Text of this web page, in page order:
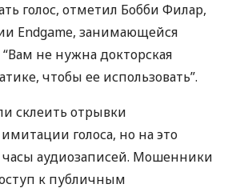
голос, отметил Бобби Филар,
Endgame, занимающейся
не нужна докторская
чтобы ее использовать”.
склеить отрывки
голоса, но на это
часы аудиозаписей. Мошенники
к публичным